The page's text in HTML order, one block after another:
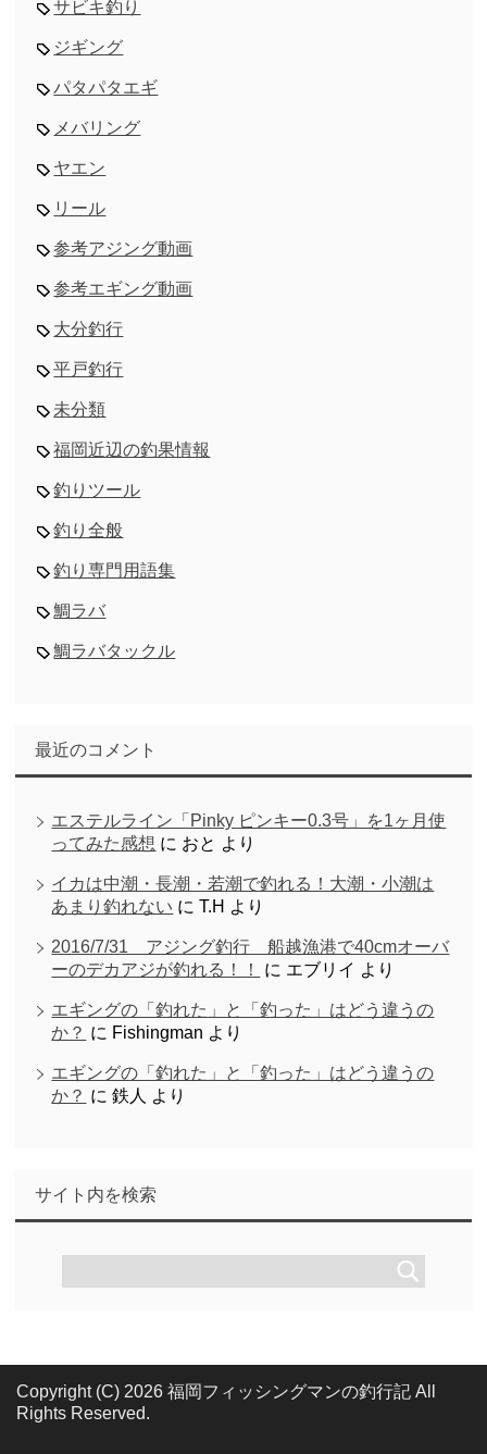
サビキ釣り
ジギング
パタパタエギ
メバリング
ヤエン
リール
参考アジング動画
参考エギング動画
大分釣行
平戸釣行
未分類
福岡近辺の釣果情報
釣りツール
釣り全般
釣り専門用語集
鯛ラバ
鯛ラバタックル
最近のコメント
エステルライン「Pinky ピンキー0.3号」を1ヶ月使
ってみた感想 に おと より
イカは中潮・長潮・若潮で釣れる！大潮・小潮は
あまり釣れない にT.H より
2016/7/31 アジング釣行 船越漁港で40cmオーバ
ーのデカアジが釣れる！！
に エブリイ より
エギングの「釣れた」と「釣った」はどう違うの
か？ に Fishingman より
エギングの「釣れた」と「釣った」はどう違うの
か？ に鉄人 より
サイト内を検索
Copyright (C) 2026 福岡フィッシングマンの釣行記 All
Rights Reserved.